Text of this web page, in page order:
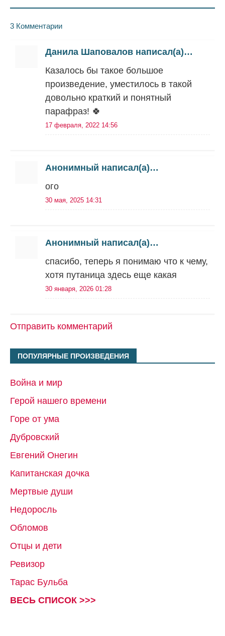
3 Комментарии
Данила Шаповалов написал(а)…
Казалось бы такое большое
произведение, уместилось в такой
довольно краткий и понятный
парафраз! 🍀
17 февраля, 2022 14:56
Анонимный написал(а)…
ого
30 мая, 2025 14:31
Анонимный написал(а)…
спасибо, теперь я понимаю что к чему,
хотя путаница здесь еще какая
30 января, 2026 01:28
Отправить комментарий
ПОПУЛЯРНЫЕ ПРОИЗВЕДЕНИЯ
Война и мир
Герой нашего времени
Горе от ума
Дубровский
Евгений Онегин
Капитанская дочка
Мертвые души
Недоросль
Обломов
Отцы и дети
Ревизор
Тарас Бульба
ВЕСЬ СПИСОК >>>